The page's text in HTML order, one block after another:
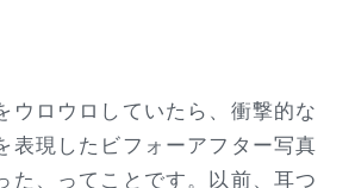
ウロウロしていたら、衝撃的な
表現したビフォーアフター写真
た、ってことです。以前、耳つ